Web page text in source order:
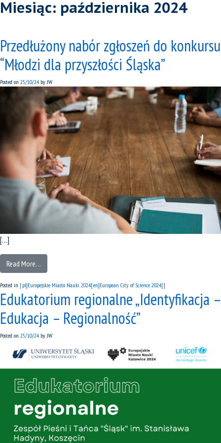
Miesiąc: października 2024
Przedłużony nabór zgłoszeń do konkursu
“Młodzi dla przyszłości Śląska”
Posted on 25/10/24 byJW
[…]
Read More…
Posted in [:pl]Europejskie Miasto Nauki 2024[:en]European City of Science 2024[:]
Edukatorium regionalne „Identyfikacja –
Edukacja – Regionalność”
Posted on 25/10/24 byJW